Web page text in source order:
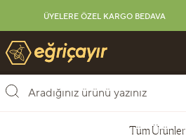
ÜYELERE ÖZEL KARGO BEDAVA
Eğriçayır Organik Arı Ürünleri
Tüm Ürünler